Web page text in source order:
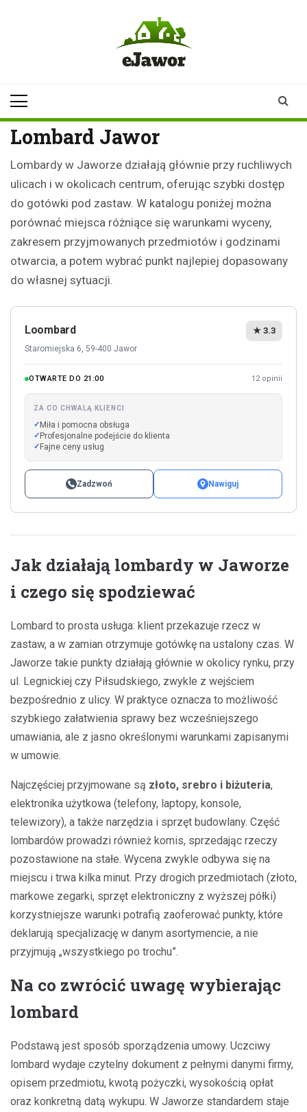
Lombard Jawor
Lombardy w Jaworze działają głównie przy ruchliwych
ulicach i w okolicach centrum, oferując szybki dostęp
do gotówki pod zastaw. W katalogu poniżej można
porównać miejsca różniące się warunkami wyceny,
zakresem przyjmowanych przedmiotów i godzinami
otwarcia, a potem wybrać punkt najlepiej dopasowany
do własnej sytuacji.
Loombard
Staromiejska 6, 59-400 Jawor
★ 3.3
OTWARTE DO 21:00 12 opinii
ZA CO CHWALĄ KLIENCI
Miła i pomocna obsługa
Profesjonalne podejście do klienta
Fajne ceny usług
Zadzwoń Nawiguj
Jak działają lombardy w Jaworze
i czego się spodziewać
Lombard to prosta usługa: klient przekazuje rzecz w
zastaw, a w zamian otrzymuje gotówkę na ustalony czas. W
Jaworze takie punkty działają głównie w okolicy rynku, przy
ul. Legnickiej czy Piłsudskiego, zwykle z wejściem
bezpośrednio z ulicy. W praktyce oznacza to możliwość
szybkiego załatwienia sprawy bez wcześniejszego
umawiania, ale z jasno określonymi warunkami zapisanymi
w umowie.
Najczęściej przyjmowane są złoto, srebro i biżuteria,
elektronika użytkowa (telefony, laptopy, konsole,
telewizory), a także narzędzia i sprzęt budowlany. Część
lombardów prowadzi również komis, sprzedając rzeczy
pozostawione na stałe. Wycena zwykle odbywa się na
miejscu i trwa kilka minut. Przy drogich przedmiotach (złoto,
markowe zegarki, sprzęt elektroniczny z wyższej półki)
korzystniejsze warunki potrafią zaoferować punkty, które
deklarują specjalizację w danym asortymencie, a nie
przyjmują „wszystkiego po trochu”.
Na co zwrócić uwagę wybierając
lombard
Podstawą jest sposób sporządzenia umowy. Uczciwy
lombard wydaje czytelny dokument z pełnymi danymi firmy,
opisem przedmiotu, kwotą pożyczki, wysokością opłat
oraz konkretną datą wykupu. W Jaworze standardem staje